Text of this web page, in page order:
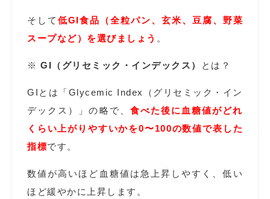
そして 低GI食品（全粒パン、玄米、豆腐、野菜
スープなど）を選びましょう 。
※ GI（グリセミック・インデックス） とは？
GIとは「Glycemic Index（グリセミック・イン
デックス）」の略で、 食べた後に血糖値がどれ
くらい上がりやすいかを0〜100の数値で表した
指標です。
数値が高いほど血糖値は急上昇しやすく、低い
ほど緩やかに上昇します。